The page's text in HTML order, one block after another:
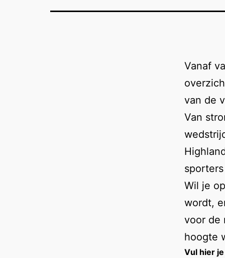
Vanaf
van de
Van
Wil je
wordt,
voor de
hoogte
Vul hier